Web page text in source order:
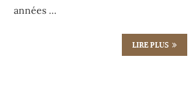
années …
LIRE PLUS